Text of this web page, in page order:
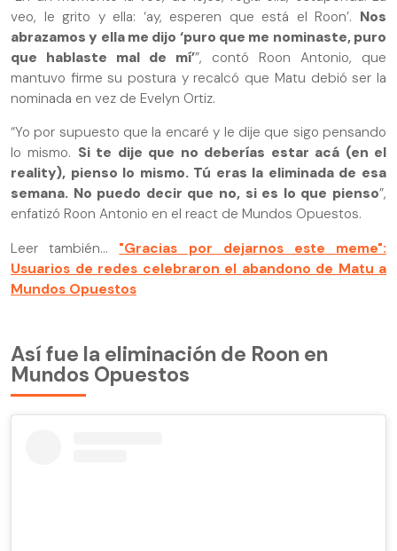
veo, le grito y ella: ‘ay, esperen que está el Roon’. Nos
abrazamos y ella me dijo ‘puro que me nominaste, puro
que hablaste mal de mí’”, contó Roon Antonio, que
mantuvo firme su postura y recalcó que Matu debió ser la
nominada en vez de Evelyn Ortiz.
“Yo por supuesto que la encaré y le dije que sigo pensando
lo mismo. Si te dije que no deberías estar acá (en el
reality), pienso lo mismo. Tú eras la eliminada de esa
semana. No puedo decir que no, si es lo que pienso”,
enfatizó Roon Antonio en el react de Mundos Opuestos.
Leer también... "Gracias por dejarnos este meme":
Usuarios de redes celebraron el abandono de Matu a
Mundos Opuestos
Así fue la eliminación de Roon en
Mundos Opuestos